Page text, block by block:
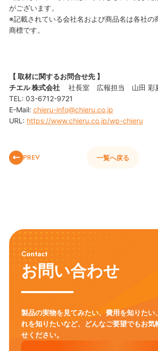
がございます。
※記載されている会社名および商品名は各社の
商標です。
【 取材に関するお問合せ先 】
チエル 株式会社 社長室 広報担当 山田 彩
TEL: 03-6712-9721
E-Mail: chieru-info@chieru.co.jp
URL: https://www.chieru.co.jp/wp-chieru
PREV 一覧へ戻る
Contact
お問い合わせ
製品の実物を見てみたい、費用を知りたい
れを知りたいなど、
どんなご要望でもお気
せください。